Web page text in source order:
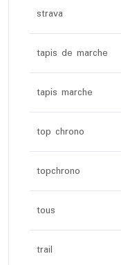
strava
tapis de marche
tapis marche
top chrono
topchrono
tous
trail